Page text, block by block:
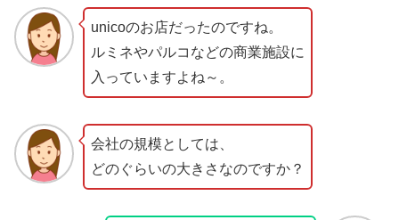
unicoのお店だったのですね。
ルミネやパルコなどの商業施設に
入っていますよね～。
会社の規模としては、
どのぐらいの大きさなのですか？